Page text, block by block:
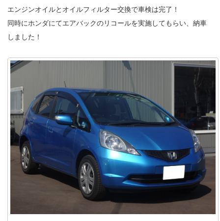
エンジンオイルとオイルフィルター交換で車検は完了！
同時にホンダにてエアバックのリコールを実施してもらい、納車
しました！